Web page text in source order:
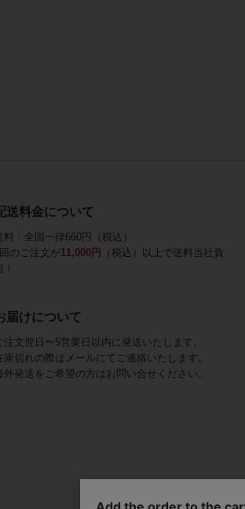
送料金について
料：全国一律660円（税込）
のご注文が11,000円
（税込）以上で送料当社負
！
届けについて
注文翌日〜5営業日以内に発送いたします。
庫切れの際はメールにてご連絡いたします。
外発送をご希望の方はお問い合せください。